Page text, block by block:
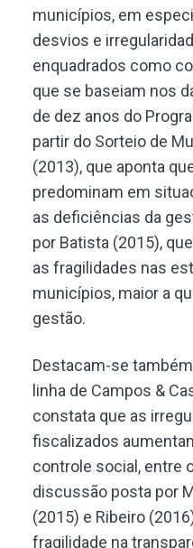
municípios, em
desvios e
enquadrados como
que se baseiam nos
de dez anos do
partir do Sorteio de
(2013), que aponta
predominam em
as deficiências da
por Batista (2015),
as fragilidades nas
municípios, maior a
gestão.
Destacam-se
linha de Campos &
constata que as
fiscalizados
controle social, entre
discussão posta por
(2015) e Ribeiro
fragilidade na